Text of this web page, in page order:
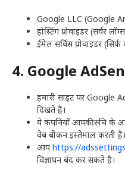
Google LLC (Google
होस्टिंग प्रोवाइडर (सर्वर
ईमेल सर्विस प्रोवाइडर
4. Google
हमारी साइट पर Google
दिखते हैं।
ये कंपनियाँ आपकी रुचि के
वेब बीकन इस्तेमाल करती हैं।
आप https://
विज्ञापन बंद कर सकते हैं।